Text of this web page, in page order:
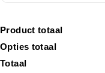
Product totaal
Opties totaal
Totaal